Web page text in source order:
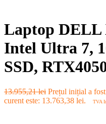
Laptop DELL
Intel Ultra 7,
SSD,
13.955,21lei Prețul inițial a
curent este: 13.763,38 lei.
TVA